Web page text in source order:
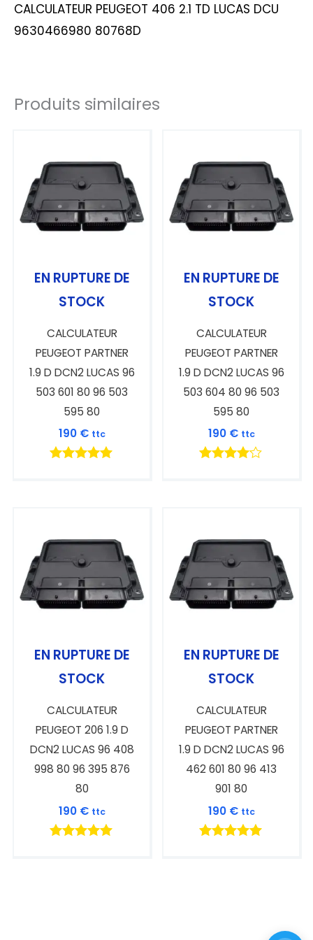
CALCULATEUR PEUGEOT 406 2.1 TD LUCAS DCU
9630466980 80768D
Produits similaires
EN RUPTURE DE
STOCK
CALCULATEUR
PEUGEOT PARTNER
1.9 D DCN2 LUCAS 96
503 601 80 96 503
595 80
190 € ttc
EN RUPTURE DE
STOCK
CALCULATEUR
PEUGEOT PARTNER
1.9 D DCN2 LUCAS 96
503 604 80 96 503
595 80
190 € ttc
EN RUPTURE DE
STOCK
CALCULATEUR
PEUGEOT 206 1.9 D
DCN2 LUCAS 96 408
998 80 96 395 876
80
190 € ttc
EN RUPTURE DE
STOCK
CALCULATEUR
PEUGEOT PARTNER
1.9 D DCN2 LUCAS 96
462 601 80 96 413
901 80
190 € ttc